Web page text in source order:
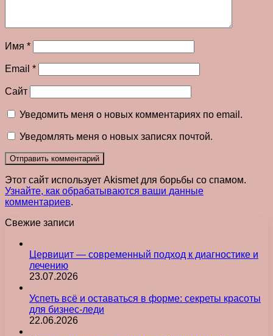
Имя *
Email *
Сайт
Уведомить меня о новых комментариях по email.
Уведомлять меня о новых записях почтой.
Этот сайт использует Akismet для борьбы со спамом.
Узнайте, как обрабатываются ваши данные
комментариев.
Свежие записи
Цервицит — современный подход к диагностике и
лечению
23.07.2026
Успеть всё и оставаться в форме: секреты красоты
для бизнес-леди
22.06.2026